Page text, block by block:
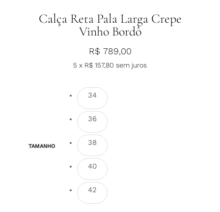
Calça Reta Pala Larga Crepe
Vinho Bordô
R$ 789,00
5 x R$ 157,80 sem juros
TAMANHO
34
36
38
40
42